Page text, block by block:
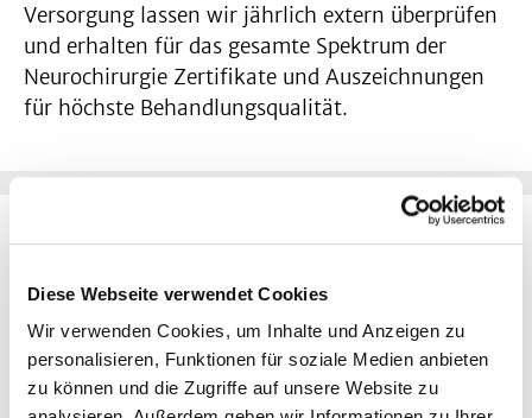
Diese Webseite verwendet Cookies
Wir verwenden Cookies, um Inhalte und Anzeigen zu
personalisieren, Funktionen für soziale Medien anbieten
zu können und die Zugriffe auf unsere Website zu
Versorgung lassen wir jährlich extern überprüfen
und erhalten für das gesamte Spektrum der
Neurochirurgie Zertifikate und Auszeichnungen
für höchste Behandlungsqualität.
Sie wollen sich über die